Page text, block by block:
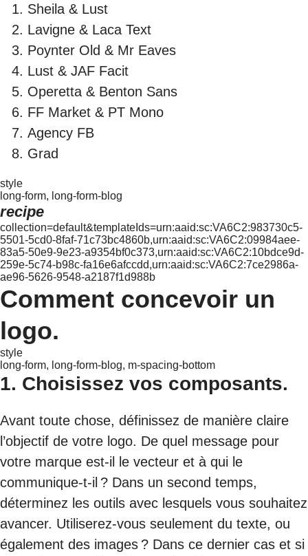
Sheila & Lust
Lavigne & Laca Text
Poynter Old & Mr Eaves
Lust & JAF Facit
Operetta & Benton Sans
FF Market & PT Mono
Agency FB
Grad
style
long-form, long-form-blog
recipe
collection=default&templateIds=urn:aaid:sc:VA6C2:983730c5-
5501-5cd0-8faf-71c73bc4860b,urn:aaid:sc:VA6C2:09984aee-
83a5-50e9-9e23-a9354bf0c373,urn:aaid:sc:VA6C2:10bdce9d-
259e-5c74-b98c-fa16e6afccdd,urn:aaid:sc:VA6C2:7ce2986a-
ae96-5626-9548-a2187f1d988b
Comment concevoir un
logo.
style
long-form, long-form-blog, m-spacing-bottom
1. Choisissez vos composants.
Avant toute chose, définissez de manière claire
l’objectif de votre logo. De quel message pour
votre marque est-il le vecteur et à qui le
communique-t-il ? Dans un second temps,
déterminez les outils avec lesquels vous souhaitez
avancer. Utiliserez-vous seulement du texte, ou
également des images ? Dans ce dernier cas et si